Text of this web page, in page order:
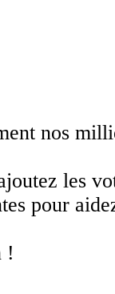
nos
les
pour
!